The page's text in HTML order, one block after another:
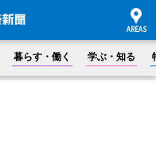
暮らす・働く 学ぶ・知る